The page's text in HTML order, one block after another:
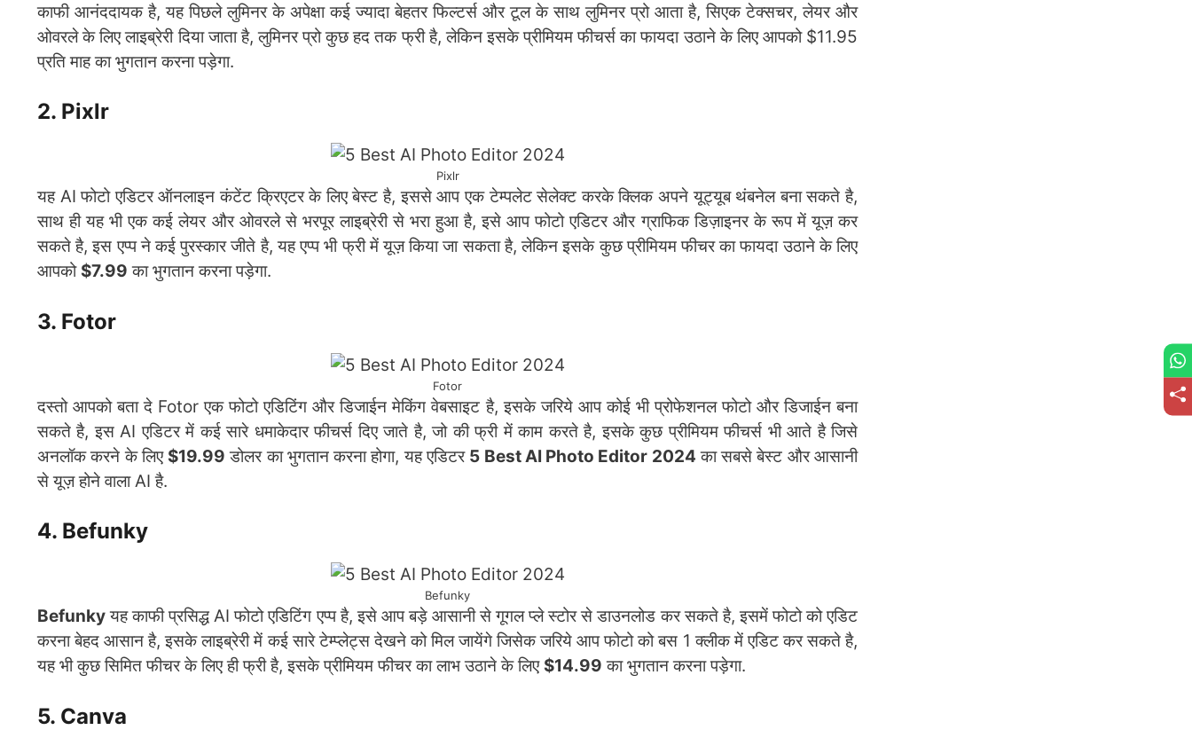
काफी आनंददायक है, यह पिछले लुमिनर के अपेक्षा कई ज्यादा बेहतर फिल्टर्स और टूल के साथ लुमिनर प्रो आता है, सिएक टेक्सचर, लेयर और
ओवरले के लिए लाइब्रेरी दिया जाता है, लुमिनर प्रो कुछ हद तक फ्री है, लेकिन इसके प्रीमियम फीचर्स का फायदा उठाने के लिए आपको $11.95
प्रति माह का भुगतान करना पड़ेगा.
2. Pixlr
Pixlr
यह AI फोटो एडिटर ऑनलाइन कंटेंट क्रिएटर के लिए बेस्ट है, इससे आप एक टेम्पलेट सेलेक्ट करके क्लिक अपने यूट्यूब थंबनेल बना सकते है,
साथ ही यह भी एक कई लेयर और ओवरले से भरपूर लाइब्रेरी से भरा हुआ है, इसे आप फोटो एडिटर और ग्राफिक डिज़ाइनर के रूप में यूज़ कर
सकते है, इस एप्प ने कई पुरस्कार जीते है, यह एप्प भी फ्री में यूज़ किया जा सकता है, लेकिन इसके कुछ प्रीमियम फीचर का फायदा उठाने के लिए
आपको $7.99 का भुगतान करना पड़ेगा.
3. Fotor
Fotor
दस्तो आपको बता दे Fotor एक फोटो एडिटिंग और डिजाईन मेकिंग वेबसाइट है, इसके जरिये आप कोई भी प्रोफेशनल फोटो और डिजाईन बना
सकते है, इस AI एडिटर में कई सारे धमाकेदार फीचर्स दिए जाते है, जो की फ्री में काम करते है, इसके कुछ प्रीमियम फीचर्स भी आते है जिसे
अनलॉक करने के लिए $19.99 डोलर का भुगतान करना होगा, यह एडिटर 5 Best AI Photo Editor 2024 का सबसे बेस्ट और आसानी
से यूज़ होने वाला AI है.
4. Befunky
Befunky
Befunkyयह काफी प्रसिद्ध AI फोटो एडिटिंग एप्प है, इसे आप बड़े आसानी से गूगल प्ले स्टोर से डाउनलोड कर सकते है, इसमें फोटो को एडिट
करना बेहद आसान है, इसके लाइब्रेरी में कई सारे टेम्प्लेट्स देखने को मिल जायेंगे जिसेक जरिये आप फोटो को बस 1 क्लीक में एडिट कर सकते है,
यह भी कुछ सिमित फीचर के लिए ही फ्री है, इसके प्रीमियम फीचर का लाभ उठाने के लिए $14.99 का भुगतान करना पड़ेगा.
5. Canva